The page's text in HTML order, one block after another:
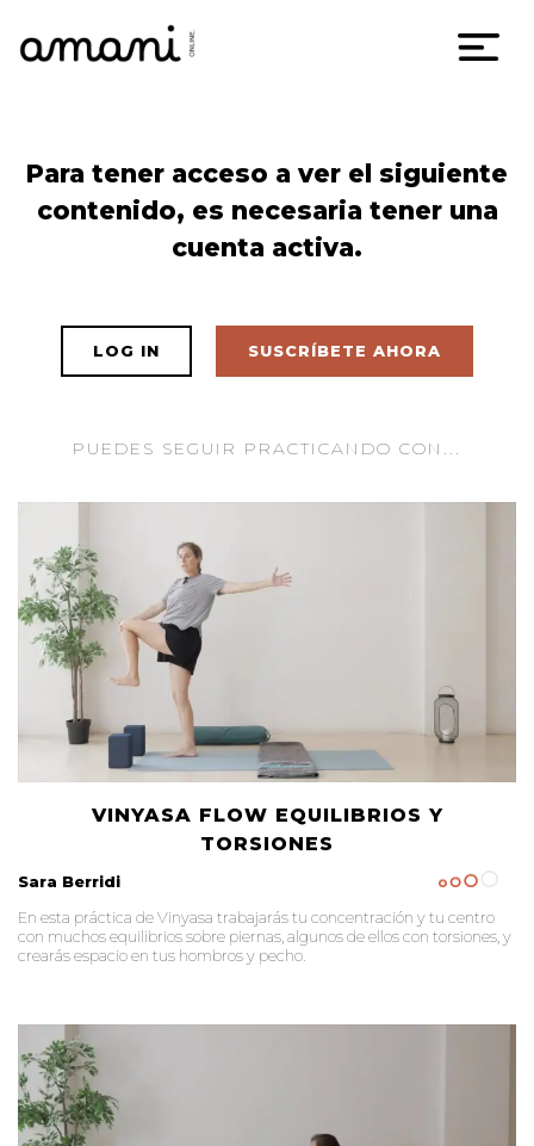
Skip
content
Para tener acceso a ver el siguiente
contenido, es necesaria tener una
cuenta activa.
LOG IN SUSCRÍBETE AHORA
PUEDES SEGUIR PRACTICANDO CON...
VINYASA FLOW EQUILIBRIOS Y
TORSIONES
Sara Berridi
En esta práctica de Vinyasa trabajarás tu concentración y tu centro
con muchos equilibrios sobre piernas, algunos de ellos con torsiones, y
crearás espacio en tus hombros y pecho.